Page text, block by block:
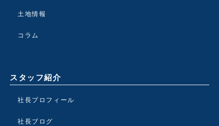
土地情報
コラム
スタッフ紹介
社長プロフィール
社長ブログ